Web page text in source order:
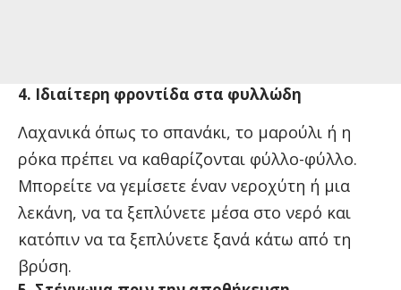
4. Ιδιαίτερη φροντίδα στα φυλλώδη
Λαχανικά όπως το σπανάκι, το μαρούλι ή η
ρόκα πρέπει να καθαρίζονται φύλλο-φύλλο.
Μπορείτε να γεμίσετε έναν νεροχύτη ή μια
λεκάνη, να τα ξεπλύνετε μέσα στο νερό και
κατόπιν να τα ξεπλύνετε ξανά κάτω από τη
βρύση.